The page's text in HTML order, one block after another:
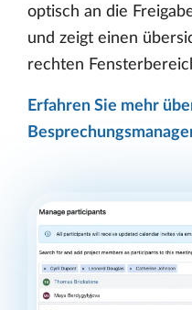
optisch an die
und zeigt einen
rechten
Erfahren Sie mehr